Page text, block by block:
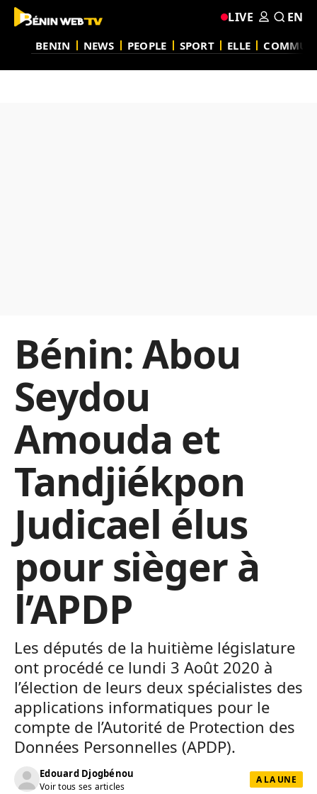
BENIN NEWS PEOPLE SPORT ELLE
LIVE EN
Bénin: Abou
Seydou
Amouda et
Tandjiékpon
Judicael élus
pour sièger à
l’APDP
Les députés de la huitième législature
ont procédé ce lundi 3 Août 2020 à
l’élection de leurs deux spécialistes des
applications informatiques pour le
compte de l’Autorité de Protection des
Données Personnelles (APDP).
Edouard Djogbénou
Voir tous ses articles
A LA UNE